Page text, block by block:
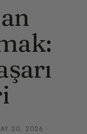
20, 2026 ·